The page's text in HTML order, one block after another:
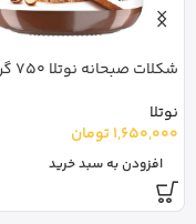
شکلات صبحانه نوتلا 750 گرم
نوتلا
1,650,000تومان
افزودن به سبد خرید